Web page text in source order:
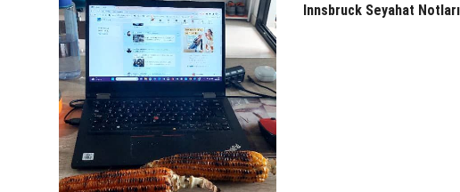
Innsbruck Seyahat Notları